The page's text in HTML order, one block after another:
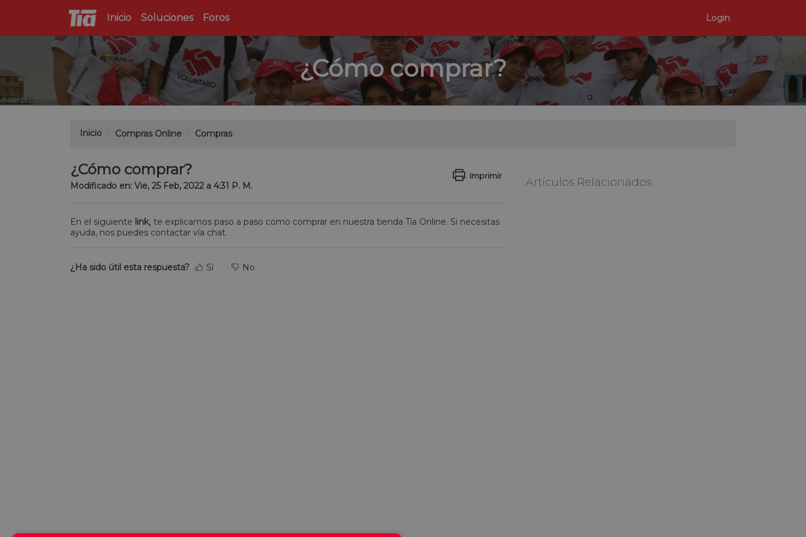
Login
Inicio Soluciones Foros
¿Cómo comprar?
Inicio Compras Online Compras
¿Cómo comprar? Imprimir
Modificado en: Vie, 25 Feb, 2022 a 4:31 P. M.
En el siguiente link, te explicamos paso a paso como comprar en nuestra tienda Tía Online. Si necesitas
ayuda, nos puedes contactar vía chat.
¿Ha sido útil esta respuesta? Sí No
Artículos Relacionados